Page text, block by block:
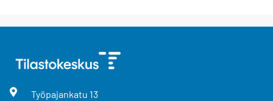
Työpajankatu 13